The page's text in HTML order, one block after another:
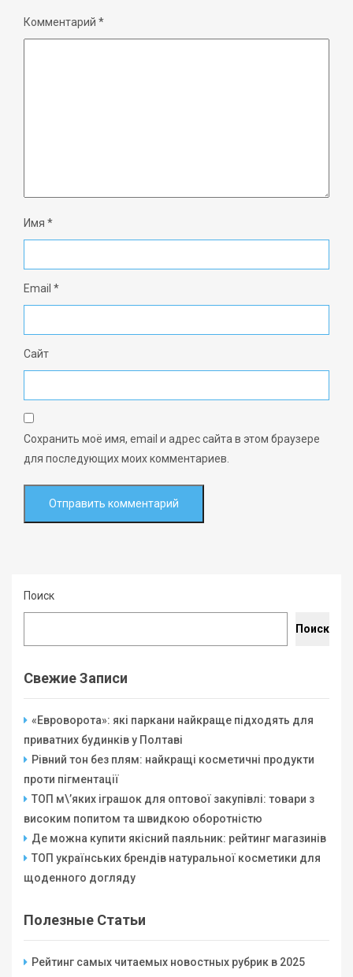
Комментарий *
Имя *
Email *
Сайт
Сохранить моё имя, email и адрес сайта в этом браузере
для последующих моих комментариев.
Поиск
Поиск
Свежие Записи
«Евроворота»: які паркани найкраще підходять для
приватних будинків у Полтаві
Рівний тон без плям: найкращі косметичні продукти
проти пігментації
ТОП м\’яких іграшок для оптової закупівлі: товари з
високим попитом та швидкою оборотністю
Де можна купити якісний паяльник: рейтинг магазинів
ТОП українських брендів натуральної косметики для
щоденного догляду
Полезные Статьи
Рейтинг самых читаемых новостных рубрик в 2025